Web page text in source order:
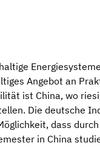
Angebot an
ist China, wo
Die deutsche
dass
in China